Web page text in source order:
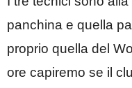
panchina e quella
proprio quella del
ore capiremo se il